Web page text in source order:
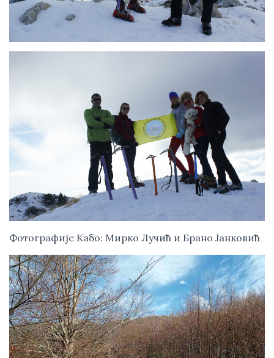
Фотографије Кабо: Мирко Лучић и Брано Јанковић